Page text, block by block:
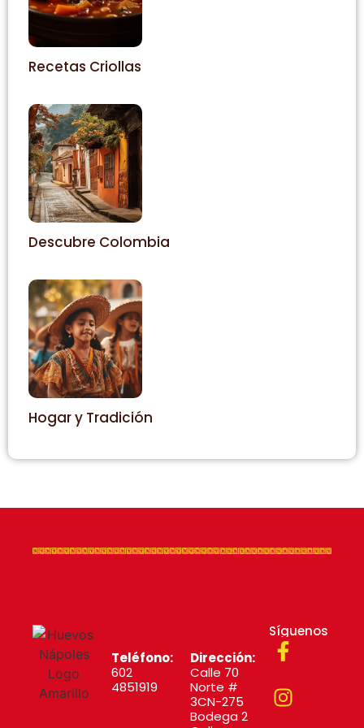
Recetas Criollas
Descubre Colombia
Hogar y Tradición
Teléfono:
602
4851919
Dirección:
Calle 70
Norte #
3CN-275
Bodega 2
Síguenos